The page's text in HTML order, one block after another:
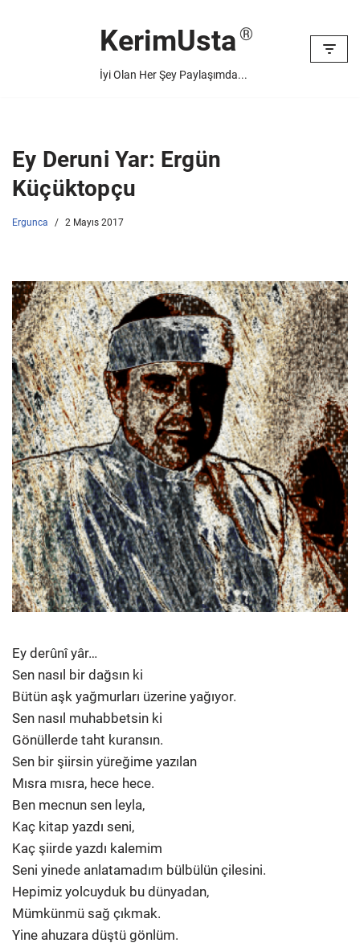
KerimUsta
İyi Olan Her Şey Paylaşımda...
Ey Deruni Yar: Ergün
Küçüktopçu
Ergunca 2 Mayıs 2017
Ey derûnî yâr…
Sen nasıl bir dağsın ki
Bütün aşk yağmurları üzerine yağıyor.
Sen nasıl muhabbetsin ki
Gönüllerde taht kuransın.
Sen bir şiirsin yüreğime yazılan
Mısra mısra, hece hece.
Ben mecnun sen leyla,
Kaç kitap yazdı seni,
Kaç şiirde yazdı kalemim
Seni yinede anlatamadım bülbülün çilesini.
Hepimiz yolcuyduk bu dünyadan,
Mümkünmü sağ çıkmak.
Yine ahuzara düştü gönlüm.